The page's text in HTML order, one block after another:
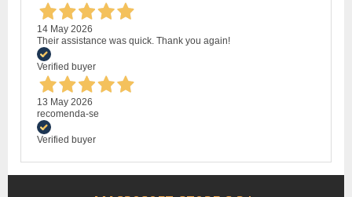
14 May 2026
Their assistance was quick. Thank you again!
Verified buyer
13 May 2026
recomenda-se
Verified buyer